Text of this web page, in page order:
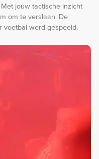
jouw tactische inzicht
om te verslaan. De
voetbal werd gespeeld.